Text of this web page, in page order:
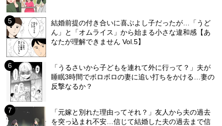
結婚前提の付き合いに喜ぶよし子だったが…「うど
ん」と「オムライス」から始まる小さな違和感【あ
なたが理解できません Vol.5】
「うるさいから子どもを連れて外に行って？」夫が
睡眠3時間でボロボロの妻に追い打ちをかける…妻の
反撃なるか？
「元嫁と別れた理由ってそれ？」友人から夫の過去
を突っ込まれ不安…信じて結婚した夫の過去まで信